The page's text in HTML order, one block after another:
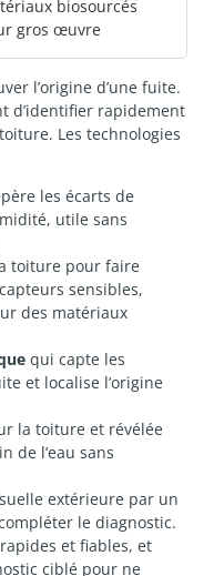
biosourcés
gros œuvre
l’origine d’une fuite.
d’identifier rapidement
Les technologies
les écarts de
utile sans
toiture pour faire
sensibles,
des matériaux
qui capte les
et localise l’origine
la toiture et révélée
de l’eau sans
extérieure par un
le diagnostic.
et fiables, et
ciblé pour ne